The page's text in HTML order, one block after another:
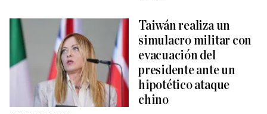
Taiwán realiza un
simulacro militar con
evacuación del
presidente ante un
hipotético ataque
chino